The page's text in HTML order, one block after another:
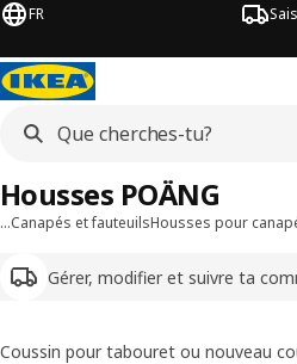
FR
…Canapés et fauteuilsHousses pour
Gérer, modifier et suivre ta
Housses POÄNG
Coussin pour tabouret ou nouveau